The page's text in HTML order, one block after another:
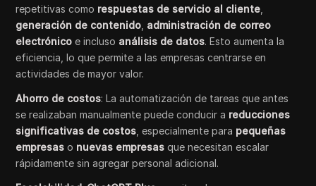
repetitivas como respuestas de servicio al cliente
generación de contenido administración de correo
electrónico e incluso análisis de datos. Esto aumenta la
eficiencia, lo que permite a las empresas centrarse en
actividades de mayor valor.
Ahorro de costos: La automatización de tareas que antes
se realizaban manualmente puede conducir a reducciones
significativas de costos , especialmente para pequeñas
empresas o nuevas empresas que necesitan escalar
rápidamente sin agregar personal adicional.